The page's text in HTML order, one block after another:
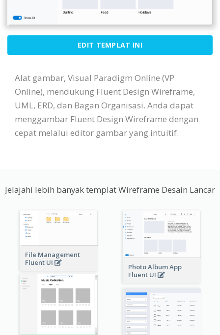
EDIT TEMPLAT INI
Alat gambar, Visual Paradigm Online (VP
Online), mendukung Fluent Design Wireframe,
UML, ERD, dan Bagan Organisasi. Anda dapat
menggambar Fluent Design Wireframe dengan
cepat melalui editor gambar yang intuitif.
Jelajahi lebih banyak templat Wireframe Desain Lancar
File Management
Fluent UI
Photo Album App
Fluent UI